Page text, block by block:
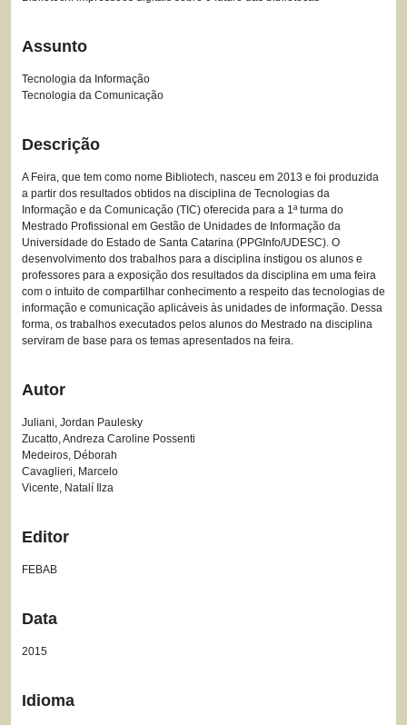
Assunto
Tecnologia da Informação
Tecnologia da Comunicação
Descrição
A Feira, que tem como nome Bibliotech, nasceu em 2013 e foi produzida
a partir dos resultados obtidos na disciplina de Tecnologias da
Informação e da Comunicação (TIC) oferecida para a 1ª turma do
Mestrado Profissional em Gestão de Unidades de Informação da
Universidade do Estado de Santa Catarina (PPGInfo/UDESC). O
desenvolvimento dos trabalhos para a disciplina instigou os alunos e
professores para a exposição dos resultados da disciplina em uma feira
com o intuito de compartilhar conhecimento a respeito das tecnologias de
informação e comunicação aplicáveis às unidades de informação. Dessa
forma, os trabalhos executados pelos alunos do Mestrado na disciplina
serviram de base para os temas apresentados na feira.
Autor
Juliani, Jordan Paulesky
Zucatto, Andreza Caroline Possenti
Medeiros, Déborah
Cavaglieri, Marcelo
Vicente, Natalí Ilza
Editor
FEBAB
Data
2015
Idioma